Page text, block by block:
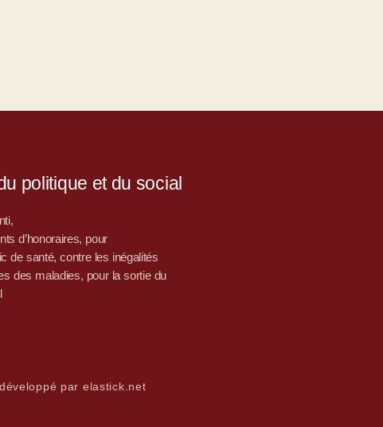
politique et du social
d’honoraires, pour
de santé, contre les inégalités
des maladies, pour la sortie du
par elastick.net